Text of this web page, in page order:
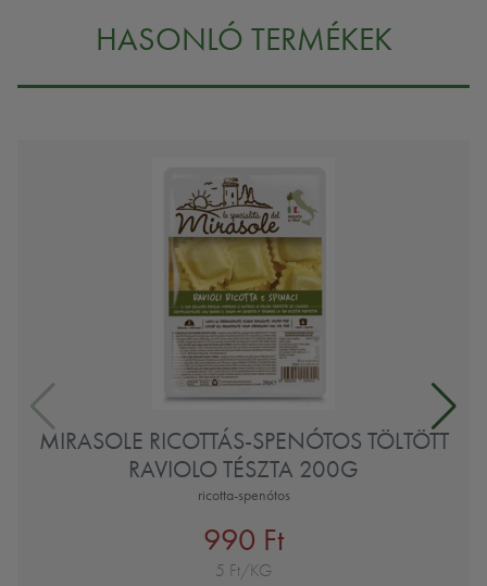
HASONLÓ TERMÉKEK
MIRASOLE RICOTTÁS-SPENÓTOS TÖLTÖTT
RAVIOLO TÉSZTA 200G
ricotta-spenótos
990 Ft
5 Ft/KG